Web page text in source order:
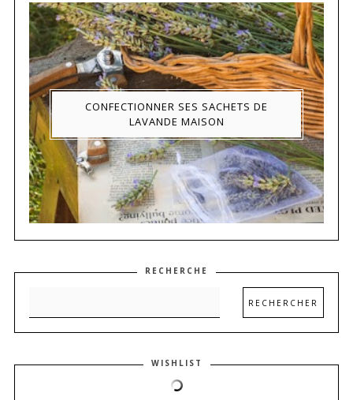
CONFECTIONNER SES SACHETS DE
LAVANDE MAISON
RECHERCHE
WISHLIST